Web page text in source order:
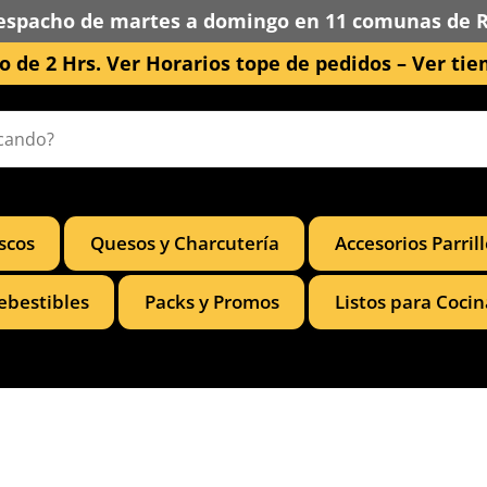
de martes a domingo en 11 comunas de
de 2 Hrs. Ver Horarios tope de pedidos – Ver
Quesos y Charcutería Accesorios
Packs y Promos Listos para